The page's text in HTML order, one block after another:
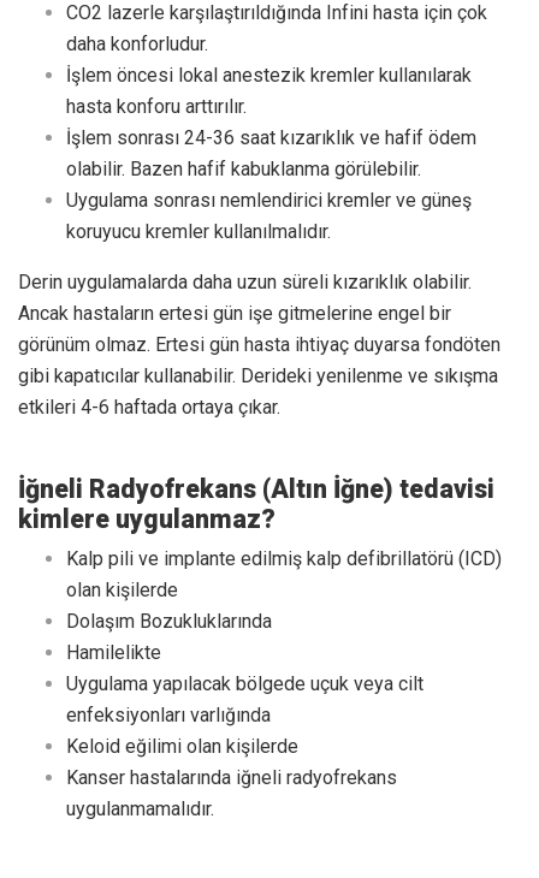
CO2 lazerle karşılaştırıldığında Infini hasta için çok
daha konforludur.
İşlem öncesi lokal anestezik kremler kullanılarak
hasta konforu arttırılır.
İşlem sonrası 24-36 saat kızarıklık ve hafif ödem
olabilir. Bazen hafif kabuklanma görülebilir.
Uygulama sonrası nemlendirici kremler ve güneş
koruyucu kremler kullanılmalıdır.
Derin uygulamalarda daha uzun süreli kızarıklık olabilir.
Ancak hastaların ertesi gün işe gitmelerine engel bir
görünüm olmaz. Ertesi gün hasta ihtiyaç duyarsa fondöten
gibi kapatıcılar kullanabilir. Derideki yenilenme ve sıkışma
etkileri 4-6 haftada ortaya çıkar.
İğneli Radyofrekans (Altın İğne) tedavisi
kimlere uygulanmaz?
Kalp pili ve implante edilmiş kalp defibrillatörü (ICD)
olan kişilerde
Dolaşım Bozukluklarında
Hamilelikte
Uygulama yapılacak bölgede uçuk veya cilt
enfeksiyonları varlığında
Keloid eğilimi olan kişilerde
Kanser hastalarında iğneli radyofrekans
uygulanmamalıdır.